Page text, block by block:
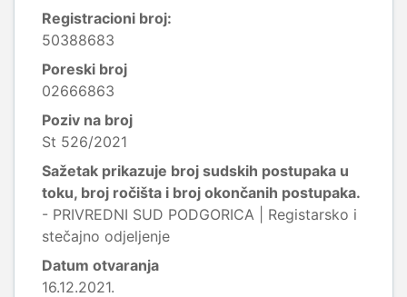
Registracioni broj:
50388683
Poreski broj
02666863
Poziv na broj
St 526/2021
Sažetak prikazuje broj sudskih postupaka u
toku, broj ročišta i broj okončanih postupaka.
- PRIVREDNI SUD PODGORICA | Registarsko i
stečajno odjeljenje
Datum otvaranja
16.12.2021.